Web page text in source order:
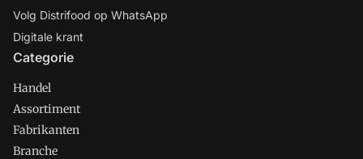
Volg Distrifood op WhatsApp
Digitale krant
Categorie
Handel
Assortiment
Fabrikanten
Branche